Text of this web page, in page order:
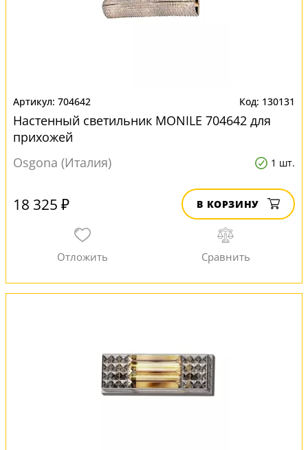
704642 130131
Настенный светильник MONILE 704642 для
прихожей
Osgona (Италия)
1 шт.
18 325 ₽ В КОРЗИНУ